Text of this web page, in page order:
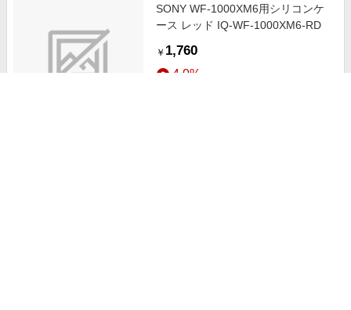
SONY WF-1000XM6用シリコンケ
ース レッド IQ-WF-1000XM6-RD
￥ 1,760
4.0%